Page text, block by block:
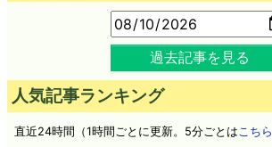
過去記事を見る
人気記事ランキング
直近24時間（1時間ごとに更新。5分ごとは こちら